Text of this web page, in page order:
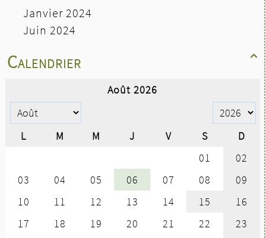
Janvier 2024
Juin 2024

Calendrier